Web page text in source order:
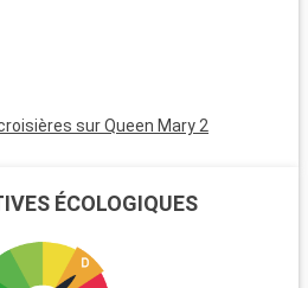
sur Queen Mary 2
ÉCOLOGIQUES